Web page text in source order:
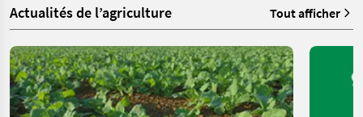
Actualités de l’agriculture Tout afficher